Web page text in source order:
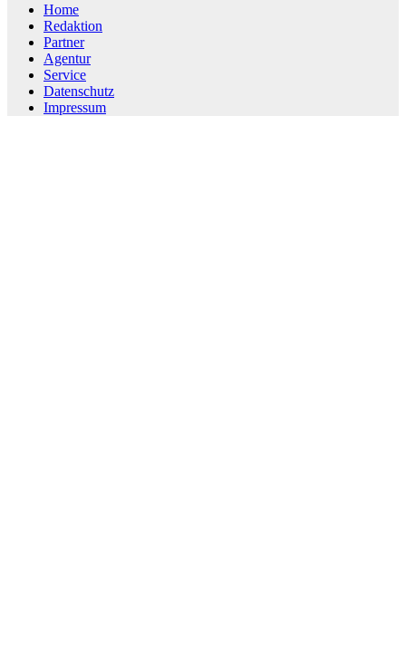
Home
Redaktion
Partner
Agentur
Service
Datenschutz
Impressum